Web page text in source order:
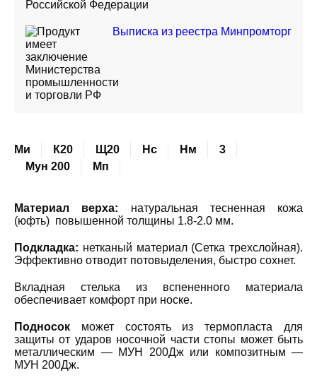
Российской Федерации
Выписка из реестра Минпромторг
Ми К20 Щ20 Нс Нм
3
Мун 200
Мп
Материал верха: натуральная тесненная кожа
(юфть) повышенной толщины 1.8-2.0 мм.
Подкладка: нетканый материал (Сетка трехслойная).
Эффективно отводит потовыделения, быстро сохнет.
Вкладная стелька из вспененного материала
обеспечивает комфорт при носке.
Подносок может состоять из термопласта для
защиты от ударов носочной части стопы может быть
металлическим — МУН 200Дж или композитным —
МУН 200Дж.